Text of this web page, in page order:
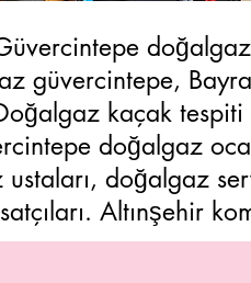
güvercintepe,
kaçak
doğalgaz
doğalgaz
Altınşehir